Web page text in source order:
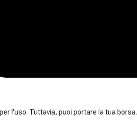
l'uso. Tuttavia, puoi portare la tua borsa.